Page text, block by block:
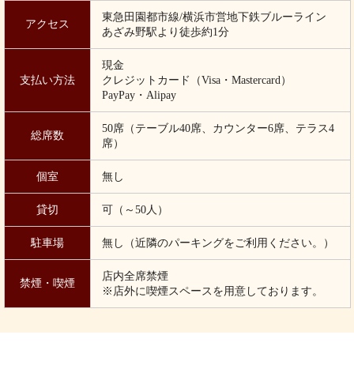
アクセス
東急田園都市線/横浜市営地下鉄ブルーライン
あざみ野駅より徒歩約1分
支払い方法
現金
クレジットカード（Visa・Mastercard）
PayPay・Alipay
総席数
50席（テーブル40席、カウンター6席、テラス4
席）
個室 無し
貸切 可（～50人）
駐車場 無し（近隣のパーキングをご利用ください。）
禁煙・喫煙
店内全席禁煙
※店外に喫煙スペースを用意しております。